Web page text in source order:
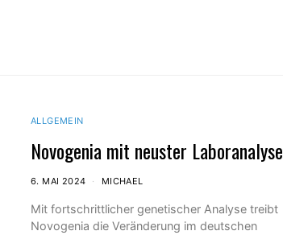
ALLGEMEIN
Novogenia mit neuster Laboranalyse
6. MAI 2024 MICHAEL
Mit fortschrittlicher genetischer Analyse treibt
Novogenia die Veränderung im deutschen